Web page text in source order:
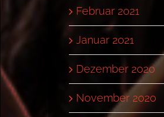
Februar 2021
Januar 2021
Dezember 2020
November 2020